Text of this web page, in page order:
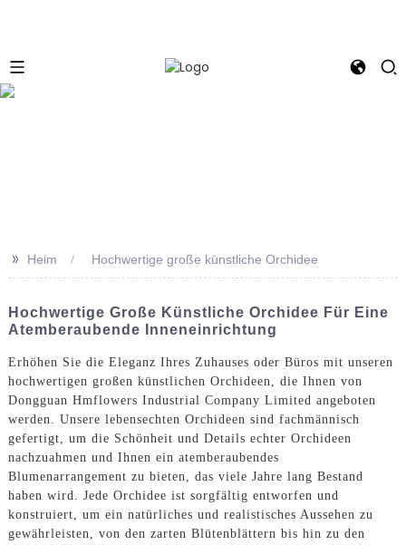
>> Heim Hochwertige große künstliche Orchidee
Hochwertige Große Künstliche Orchidee Für Eine
Atemberaubende Inneneinrichtung
Erhöhen Sie die Eleganz Ihres Zuhauses oder Büros mit unseren
hochwertigen großen künstlichen Orchideen, die Ihnen von
Dongguan Hmflowers Industrial Company Limited angeboten
werden. Unsere lebensechten Orchideen sind fachmännisch
gefertigt, um die Schönheit und Details echter Orchideen
nachzuahmen und Ihnen ein atemberaubendes
Blumenarrangement zu bieten, das viele Jahre lang Bestand
haben wird. Jede Orchidee ist sorgfältig entworfen und
konstruiert, um ein natürliches und realistisches Aussehen zu
gewährleisten, von den zarten Blütenblättern bis hin zu den